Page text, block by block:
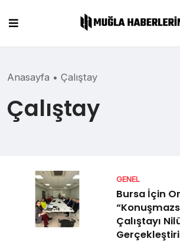
content
Anasayfa • Çalıştay
Çalıştay
GENEL
Bursa İçin
Çalıştayı